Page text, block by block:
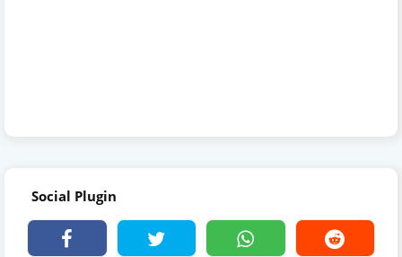
Social Plugin